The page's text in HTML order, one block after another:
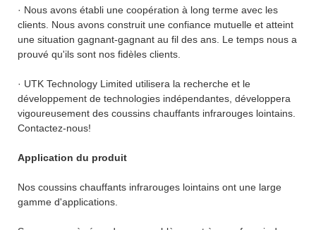
· Nous avons établi une coopération à long terme avec les
clients. Nous avons construit une confiance mutuelle et atteint
une situation gagnant-gagnant au fil des ans. Le temps nous a
prouvé qu'ils sont nos fidèles clients.
· UTK Technology Limited utilisera la recherche et le
développement de technologies indépendantes, développera
vigoureusement des coussins chauffants infrarouges lointains.
Contactez-nous!
Application du produit
Nos coussins chauffants infrarouges lointains ont une large
gamme d'applications.